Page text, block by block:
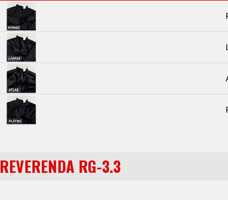
REVERENDA RG-3.3